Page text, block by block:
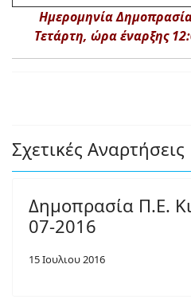
Ημερομηνία
Τετάρτη, ώρα έναρξης
Σχετικές Αναρτήσεις
Δημοπρασία Π.Ε.
07-2016
15 Ιουλιου 2016